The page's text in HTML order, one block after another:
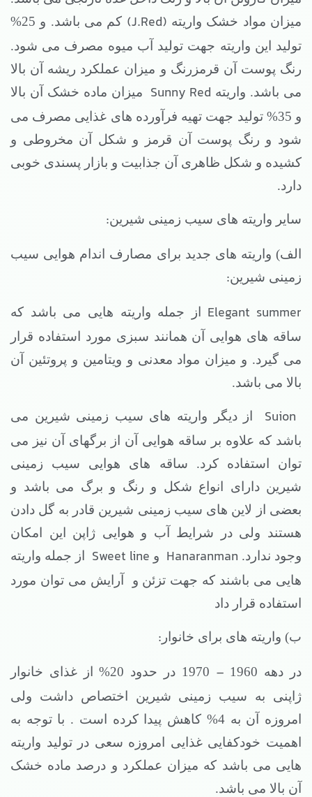
میزان مواد خشک واریته(J.Red)
کم می باشد. و 25%
تولید این واریته جهت تولید آب میوه مصرف می شود.
رنگ پوست آن قرمزرنگ و میزان عملکرد ریشه آن بالا
می باشد. واریتهSunny Red
میزان ماده خشک آن بالا
و 35% تولید جهت تهیه فرآورده های غذایی مصرف می
شود و رنگ پوست آن قرمز و شکل آن مخروطی و
کشیده و شکل ظاهری آن جذابیت و بازار پسندی خوبی
دارد.
سایر واریته های سیب زمینی شیرین:
الف) واریته های جدید برای مصارف اندام هوایی سیب
زمینی شیرین:
Elegant summerاز جمله واریته هایی می باشد که
ساقه های هوایی آن همانند سبزی مورد استفاده قرار
می گیرد. و میزان مواد معدنی و ویتامین و پروتئین آن
بالا می باشد.
Suion
از دیگر واریته های سیب زمینی شیرین می
باشد که علاوه بر ساقه هوایی آن از برگهای آن نیز می
توان استفاده کرد. ساقه های هوایی سیب زمینی
شیرین دارای انواع شکل و رنگ و برگ می باشد و
بعضی از لاین های سیب زمینی شیرین قادر به گل دادن
هستند ولی در شرایط آب و هوایی ژاپن این امکان
وجود ندارد.Hanaranman وSweet line
از جمله واریته
هایی می باشند که جهت تزئن و
آرایش می توان مورد
استفاده قرار داد
ب) واریته های برای خانوار :
در دهه 1960 –
1970 در حدود 20% از غذای خانوار
ژاپنی به سیب زمینی شیرین اختصاص داشت ولی
امروزه آن به 4% کاهش پیدا کرده است . با توجه به
اهمیت خودکفایی غذایی امروزه سعی در تولید واریته
هایی می باشد که میزان عملکرد و درصد ماده خشک
آن بالا می باشد.